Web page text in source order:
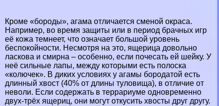
Кроме «бороды», агама отличается сменой окраса.
Например, во время защиты или в период брачных игр
её кожа темнеет, что означает большой уровень
беспокойности. Несмотря на это, ящерица довольно
ласкова и смирна – особенно, если почесать ей шейку. У
неё сильные лапы, между которыми есть полоска
«колючек». В диких условиях у агамы бородатой есть
длинный хвост (40% от длины туловища), в отличие от
неволи. Если содержать в террариуме одновременно
двух-трёх ящериц, они могут откусить хвосты друг другу.